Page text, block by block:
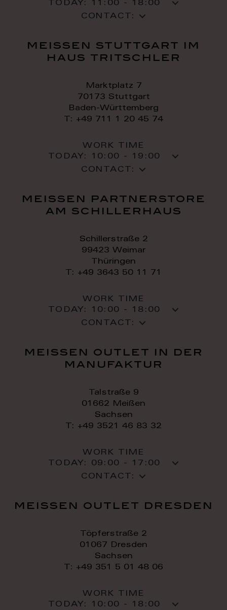
TODAY:
11:00 - 18:00
CONTACT:
meissen stuttgart im
haus tritschler
Marktplatz 7
70173 Stuttgart
Baden-Württemberg
T: +49 711 1 20 45 74
WORK TIME
TODAY:
10:00 - 19:00
CONTACT:
meissen partnerstore
am schillerhaus
Schillerstraße 2
99423 Weimar
Thüringen
T: +49 3643 50 11 71
WORK TIME
TODAY:
10:00 - 18:00
CONTACT:
meissen outlet in der
manufaktur
Talstraße 9
01662 Meißen
Sachsen
T: +49 3521 46 83 32
WORK TIME
TODAY: 09:00 - 17:00
CONTACT:
meissen outlet dresden
Töpferstraße 2
01067 Dresden
Sachsen
T: +49 351 5 01 48 06
WORK TIME
TODAY:
10:00 - 18:00